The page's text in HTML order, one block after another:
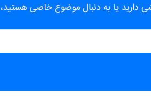
دارید یا به دنبال موضوع خاصی